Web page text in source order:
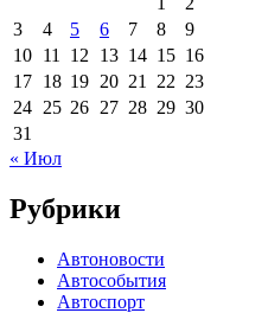
3
4 5 6 7 8
9
10 11 12 13 14 15 16
17 18 19 20 21 22 23
24 25 26 27 28 29 30
31
« Июл
Рубрики
Автоновости
Автособытия
Автоспорт